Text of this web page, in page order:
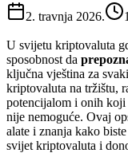
2. travnja 2026.
U svijetu kriptovaluta
sposobnost da
ključna vještina za
kriptovaluta na tržištu,
potencijalom i onih
nije nemoguće. Ovaj
alate i znanja kako
svijet kriptovaluta i